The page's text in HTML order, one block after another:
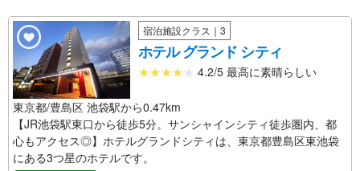
宿泊施設クラス｜3
ホテル グランド シティ
4.2/5 最高に素晴らしい
東京都/豊島区 池袋駅から0.47km
【JR池袋駅東口から徒歩5分。サンシャインシティ徒歩圏内、都
心もアクセス◎】ホテルグランドシティは、東京都豊島区東池袋
にある3つ星のホテルです。